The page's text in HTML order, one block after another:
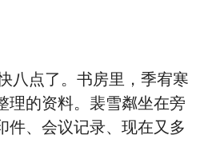
八点了。书房里，季宥寒
理的资料。裴雪粼坐在旁
件、会议记录、现在又多